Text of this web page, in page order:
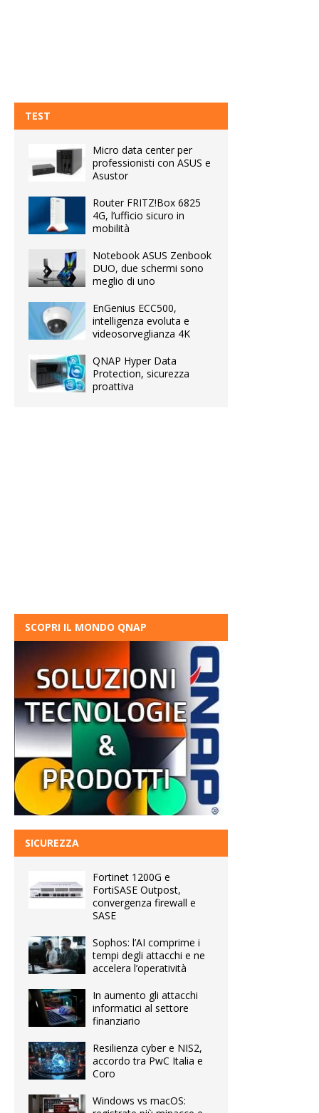
TEST
Micro data center per
professionisti con ASUS e
Asustor
Router FRITZ!Box 6825
4G, l’ufficio sicuro in
mobilità
Notebook ASUS Zenbook
DUO, due schermi sono
meglio di uno
EnGenius ECC500,
intelligenza evoluta e
videosorveglianza 4K
QNAP Hyper Data
Protection, sicurezza
proattiva
SCOPRI IL MONDO QNAP
SICUREZZA
Fortinet 1200G e
FortiSASE Outpost,
convergenza firewall e
SASE
Sophos: l’AI comprime i
tempi degli attacchi e ne
accelera l’operatività
In aumento gli attacchi
informatici al settore
finanziario
Resilienza cyber e NIS2,
accordo tra PwC Italia e
Coro
Windows vs macOS: